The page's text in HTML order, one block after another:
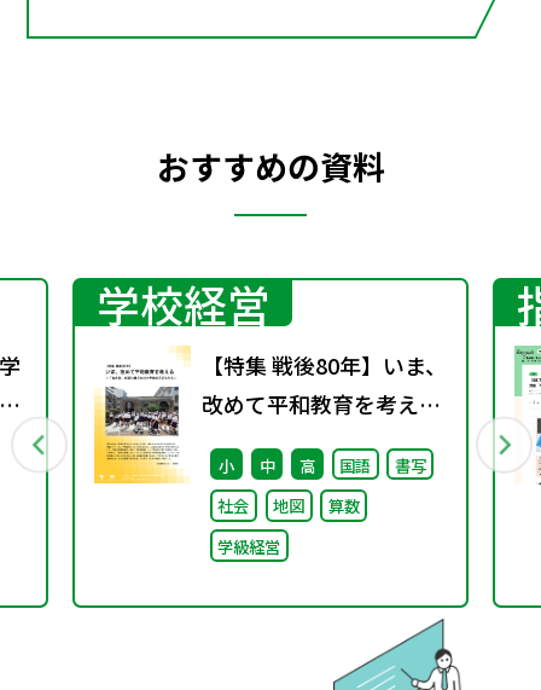
おすすめの資料
学校経営
【特集 戦後80年】いま、
改めて平和教育を考え
る〜「あの日」を語り継
ぐ本川小学校の子どもた
ち〜
小 中 高 国語
書写
社会
地図
算数
学級経営